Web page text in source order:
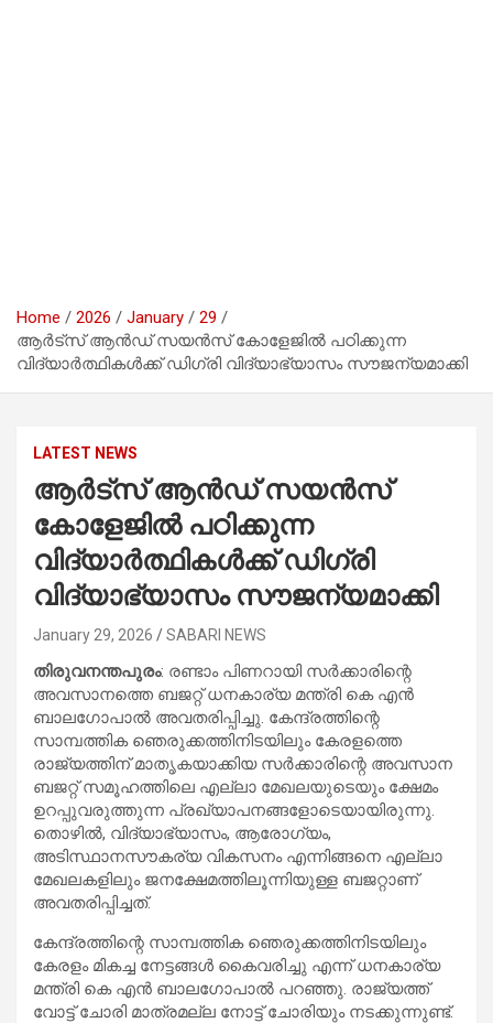
Home 2026 January
29
ആർട്സ് ആൻഡ് സയൻസ് കോളേജിൽ പഠിക്കുന്ന
വിദ്യാർത്ഥികൾക്ക് ഡിഗ്രി വിദ്യാഭ്യാസം സൗജന്യമാക്കി
LATEST NEWS
ആർട്സ് ആൻഡ് സയൻസ്
കോളേജിൽ പഠിക്കുന്ന
വിദ്യാർത്ഥികൾക്ക് ഡിഗ്രി
വിദ്യാഭ്യാസം സൗജന്യമാക്കി
January 29, 2026 SABARI NEWS
തിരുവനന്തപുരം: രണ്ടാം പിണറായി സർക്കാരിന്റെ
അവസാനത്തെ ബജറ്റ് ധനകാര്യ മന്ത്രി കെ എൻ
ബാലഗോപാൽ അവതരിപ്പിച്ചു. കേന്ദ്രത്തിന്റെ
സാമ്പത്തിക ഞെരുക്കത്തിനിടയിലും കേരളത്തെ
രാജ്യത്തിന് മാതൃകയാക്കിയ സർക്കാരിന്റെ അവസാന
ബജറ്റ് സമൂഹത്തിലെ എല്ലാ മേഖലയുടെയും ക്ഷേമം
ഉറപ്പുവരുത്തുന്ന പ്രഖ്യാപനങ്ങളോടെയായിരുന്നു.
തൊഴിൽ, വിദ്യാഭ്യാസം, ആരോഗ്യം,
അടിസ്ഥാനസൗകര്യ വികസനം എന്നിങ്ങനെ എല്ലാ
മേഖലകളിലും ജനക്ഷേമത്തിലൂന്നിയുള്ള ബജറ്റാണ്
അവതരിപ്പിച്ചത്.
കേന്ദ്രത്തിന്റെ സാമ്പത്തിക ഞെരുക്കത്തിനിടയിലും
കേരളം മികച്ച നേട്ടങ്ങൾ കൈവരിച്ചു എന്ന് ധനകാര്യ
മന്ത്രി കെ എൻ ബാലഗോപാൽ പറഞ്ഞു. രാജ്യത്ത്
വോട്ട് ചോരി മാത്രമല്ല നോട്ട് ചോരിയും നടക്കുന്നുണ്ട്.